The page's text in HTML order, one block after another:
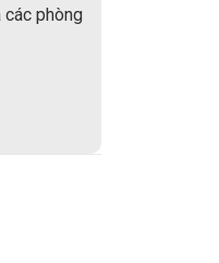
phòng